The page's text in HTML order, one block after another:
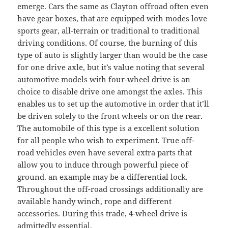
emerge. Cars the same as Clayton offroad often even
have gear boxes, that are equipped with modes love
sports gear, all-terrain or traditional to traditional
driving conditions. Of course, the burning of this
type of auto is slightly larger than would be the case
for one drive axle, but it’s value noting that several
automotive models with four-wheel drive is an
choice to disable drive one amongst the axles. This
enables us to set up the automotive in order that it’ll
be driven solely to the front wheels or on the rear.
The automobile of this type is a excellent solution
for all people who wish to experiment. True off-
road vehicles even have several extra parts that
allow you to induce through powerful piece of
ground. an example may be a differential lock.
Throughout the off-road crossings additionally are
available handy winch, rope and different
accessories. During this trade, 4-wheel drive is
admittedly essential.